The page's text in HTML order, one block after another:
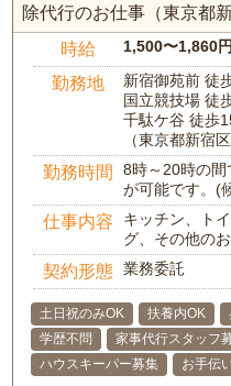
除代行のお仕事（東京都新
時給 1,500〜1,860円
勤務地
新宿御苑前 徒
国立競技場 徒
千駄ケ谷 徒歩
（東京都新宿
勤務時間
8時～20時の間
が可能です。(
仕事内容
キッチン、ト
グ、その他の
契約形態 業務委託
土日祝のみOK 扶養内OK
学歴不問
家事代行スタッフ
ハウスキーパー募集
お手伝